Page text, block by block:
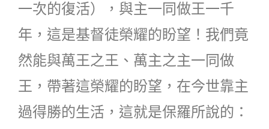
一次的復活），與主一同做王一千
年，這是基督徒榮耀的盼望！我們竟
然能與萬王之王、萬主之主一同做
王，帶著這榮耀的盼望，在今世靠主
過得勝的生活，這就是保羅所說的：